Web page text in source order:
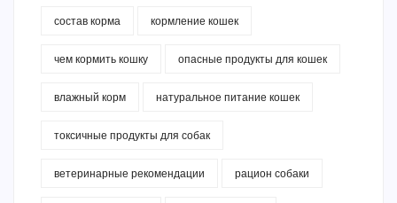
состав корма кормление кошек
чем кормить кошку опасные продукты для кошек
влажный корм натуральное питание кошек
токсичные продукты для собак
ветеринарные рекомендации рацион собаки